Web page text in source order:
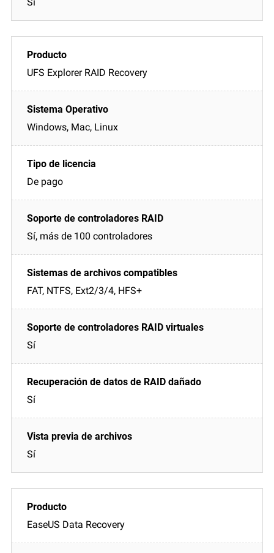
UFS Explorer RAID Recovery
Windows, Mac, Linux
De pago
Sí, más de 100 controladores
FAT, NTFS, Ext2/3/4, HFS+
Sí
Sí
Sí
EaseUS Data Recovery